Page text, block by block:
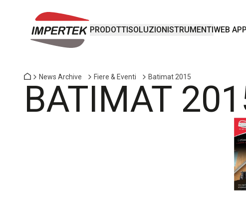
PRODOTTISOLUZIONISTRUMENTIWEB APP
News Archive Fiere & Eventi Batimat 2015
BATIMAT